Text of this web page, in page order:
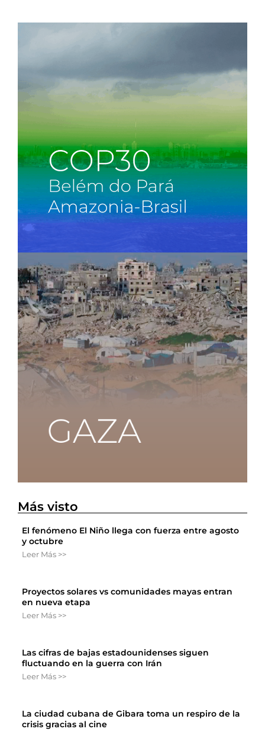
Más visto
El fenómeno El Niño llega con fuerza entre agosto
y octubre
Leer Más >>
Proyectos solares vs comunidades mayas entran
en nueva etapa
Leer Más >>
Las cifras de bajas estadounidenses siguen
fluctuando en la guerra con Irán
Leer Más >>
La ciudad cubana de Gibara toma un respiro de la
crisis gracias al cine